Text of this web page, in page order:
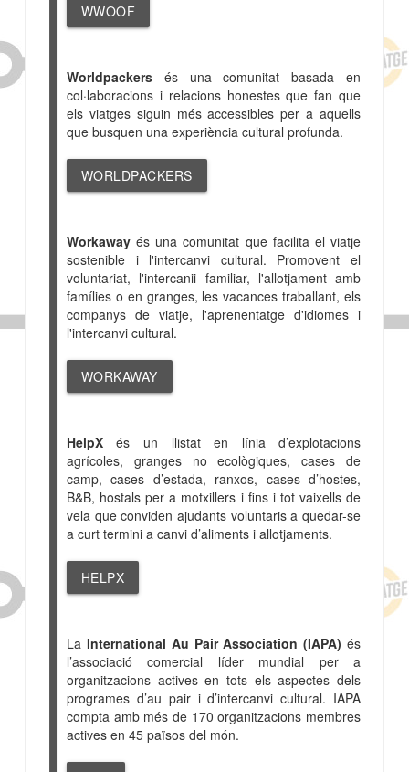
WWOOF
Worldpackersés una comunitat basada en
col·laboracions i relacions honestes que fan que
els viatges siguin més accessibles per a aquells
que busquen una experiència cultural profunda.
WORLDPACKERS
Workawayés una comunitat que facilita el viatje
sostenible i l'intercanvi cultural. Promovent el
voluntariat, l'intercanii familiar, l'allotjament amb
famílies o en granges, les vacances traballant, els
companys de viatje, l'aprenentatge d'idiomes i
l'intercanvi cultural.
WORKAWAY
HelpXés un llistat en línia d’explotacions
agrícoles, granges no ecològiques, cases de
camp, cases d’estada, ranxos, cases d’hostes,
B&B, hostals per a motxillers i fins i tot vaixells de
vela que conviden ajudants voluntaris a quedar-se
a curt termini a canvi d’aliments i allotjaments.
HELPX
La International Au Pair Association (IAPA) és
l’associació comercial líder mundial per a
organitzacions actives en tots els aspectes dels
programes d’au pair i d’intercanvi cultural. IAPA
compta amb més de 170 organitzacions membres
actives en 45 països del món.